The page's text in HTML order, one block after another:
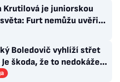
Krutilová je juniorskou
Furt nemůžu uvěřit,
Boledovič vyhlíží střet
škoda, že to nedokáže
mladých